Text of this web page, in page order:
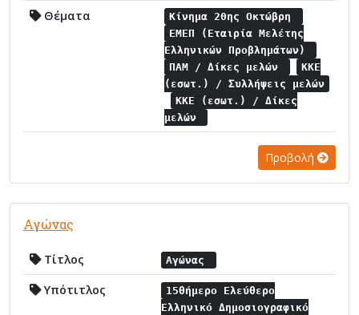
Θέματα
Κίνημα 20ης Οκτώβρη
ΕΜΕΠ (Εταιρία Μελέτης
Ελληνικών Προβλημάτων)
ΠΑΜ / Δίκες μελών
ΚΚΕ
(εσωτ.) / Συλλήψεις μελών
ΚΚΕ (εσωτ.) / Δίκες
μελών
Προβολή
Αγώνας
Τίτλος Αγώνας
Υπότιτλος
15θήμερο Ελεύθερο
Ελληνικό Δημοσιογραφικό